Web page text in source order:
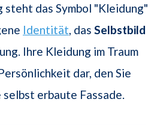
steht das Symbol "Kleidung"
Identität , das Selbstbild
Ihre Kleidung im Traum
dar, den Sie
erbaute Fassade.